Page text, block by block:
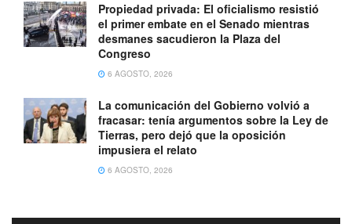
Propiedad privada: El oficialismo resistió
el primer embate en el Senado mientras
desmanes sacudieron la Plaza del
Congreso
6 AGOSTO, 2026
La comunicación del Gobierno volvió a
fracasar: tenía argumentos sobre la Ley de
Tierras, pero dejó que la oposición
impusiera el relato
6 AGOSTO, 2026